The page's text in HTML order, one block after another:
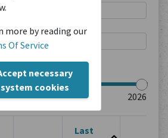
more by reading our
Of Service
necessary
system cookies
Last